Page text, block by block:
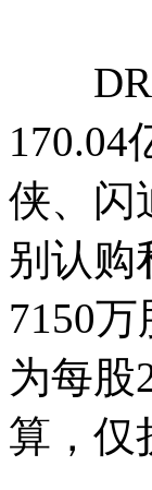
170.04
侠、闪
别认购
7150
为每股
算，仅